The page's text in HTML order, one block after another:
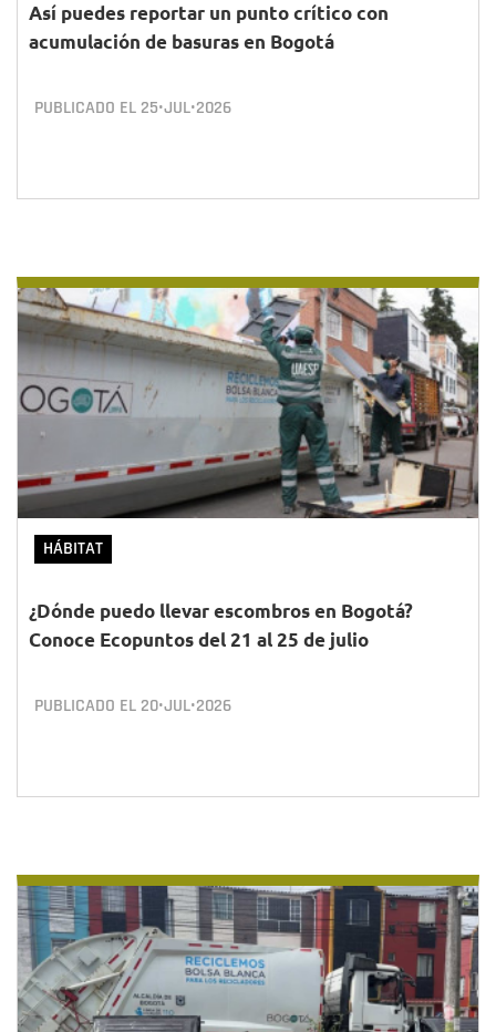
Así puedes reportar un punto crítico con
acumulación de basuras en Bogotá
PUBLICADO EL 25•JUL•2026
HÁBITAT
¿Dónde puedo llevar escombros en Bogotá?
Conoce Ecopuntos del 21 al 25 de julio
PUBLICADO EL 20•JUL•2026